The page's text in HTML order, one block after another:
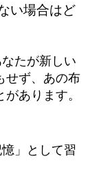
い場合はど
たが新しい
せず、あの布
あります。
」として習